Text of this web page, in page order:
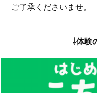
ご了承くださいませ。
⇩体験